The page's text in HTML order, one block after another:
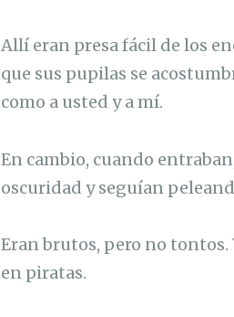
Allí eran presa fácil de los
que sus pupilas se
como a usted y a mí.
En cambio, cuando
oscuridad y seguían
Eran brutos, pero no tontos.
en piratas.